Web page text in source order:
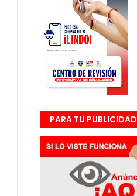
PARA TU PUBLICIDAD